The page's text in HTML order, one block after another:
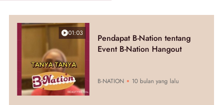
01:03
Pendapat B-Nation tentang
Event B-Nation Hangout
B-NATION 10 bulan yang lalu